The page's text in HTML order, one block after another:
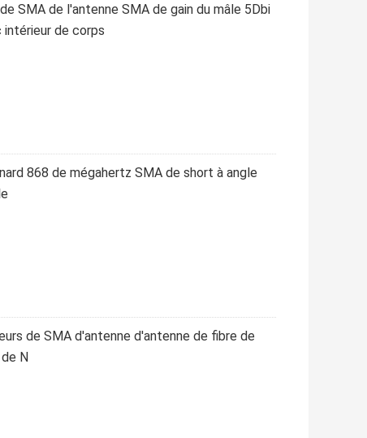
SMA de l'antenne SMA de gain du mâle 5Dbi
de corps
868 de mégahertz SMA de short à angle
de SMA d'antenne d'antenne de fibre de
N